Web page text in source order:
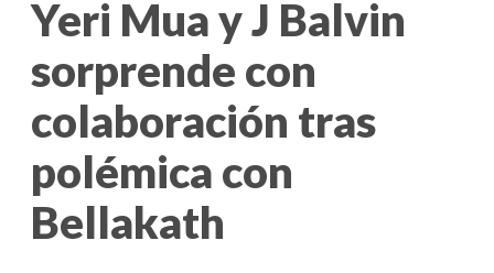
Yeri Mua y J Balvin
sorprende con
colaboración tras
polémica con
Bellakath